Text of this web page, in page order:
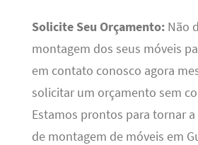
Solicite Seu Orçamento:Não
montagem dos seus móveis
em contato conosco agora
solicitar um orçamento sem
Estamos prontos para tornar a
de montagem de móveis em